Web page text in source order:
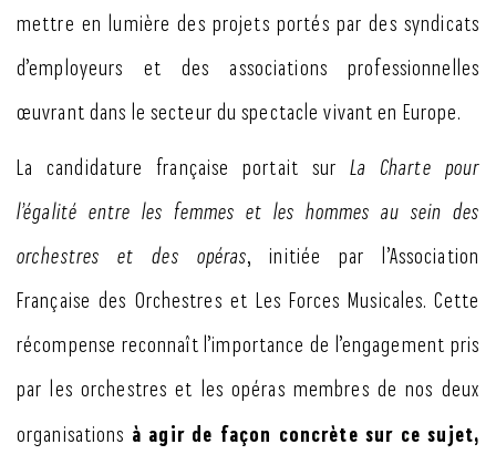
mettre en lumière des projets portés par des syndicats
d’employeurs et des associations professionnelles
œuvrant dans le secteur du spectacle vivant en Europe.
La candidature française portait sur La Charte pour
l’égalité entre les femmes et les hommes au sein des
orchestres et des opéras, initiée par l’Association
Française des Orchestres et Les Forces Musicales. Cette
récompense reconnaît l’importance de l’engagement pris
par les orchestres et les opéras membres de nos deux
organisations à agir de façon concrète sur ce sujet,